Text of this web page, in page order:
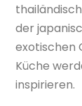
der
exotischen
Küche
inspirieren.